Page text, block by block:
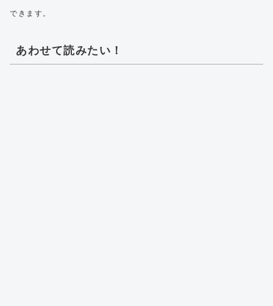
できます。
あわせて読みたい！